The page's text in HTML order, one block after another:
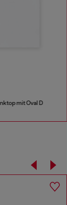
mit Oval D